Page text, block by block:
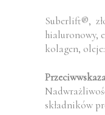
Suberlift®,
hialuronowy,
kolagen,
składników